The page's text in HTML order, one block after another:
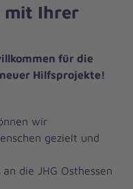
mit Ihrer
für die
Hilfsprojekte!
wir
gezielt und
die JHG Osthessen